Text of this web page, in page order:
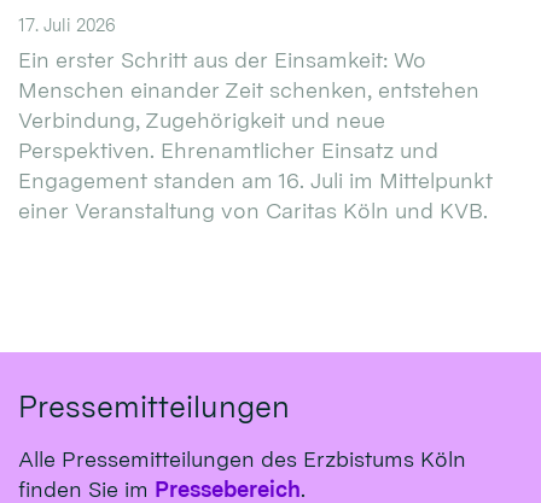
17. Juli 2026
Ein erster Schritt aus der Einsamkeit: Wo
Menschen einander Zeit schenken, entstehen
Verbindung, Zugehörigkeit und neue
Perspektiven. Ehrenamtlicher Einsatz und
Engagement standen am 16. Juli im Mittelpunkt
einer Veranstaltung von Caritas Köln und KVB.
Pressemitteilungen
Alle Pressemitteilungen des Erzbistums Köln
finden Sie im Pressebereich.